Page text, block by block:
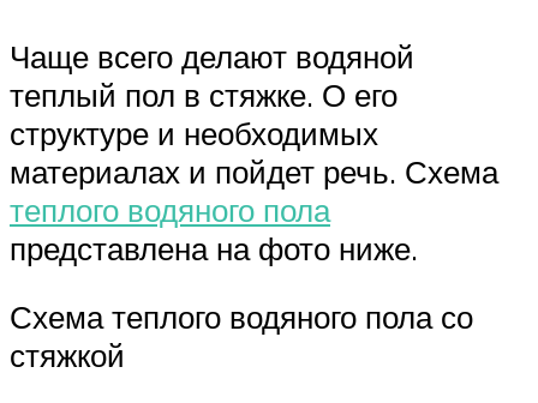
Чаще всего делают водяной
теплый пол в стяжке. О его
структуре и необходимых
материалах и пойдет речь. Схема
теплого водяного пола
представлена на фото ниже.
Схема теплого водяного пола со
стяжкой